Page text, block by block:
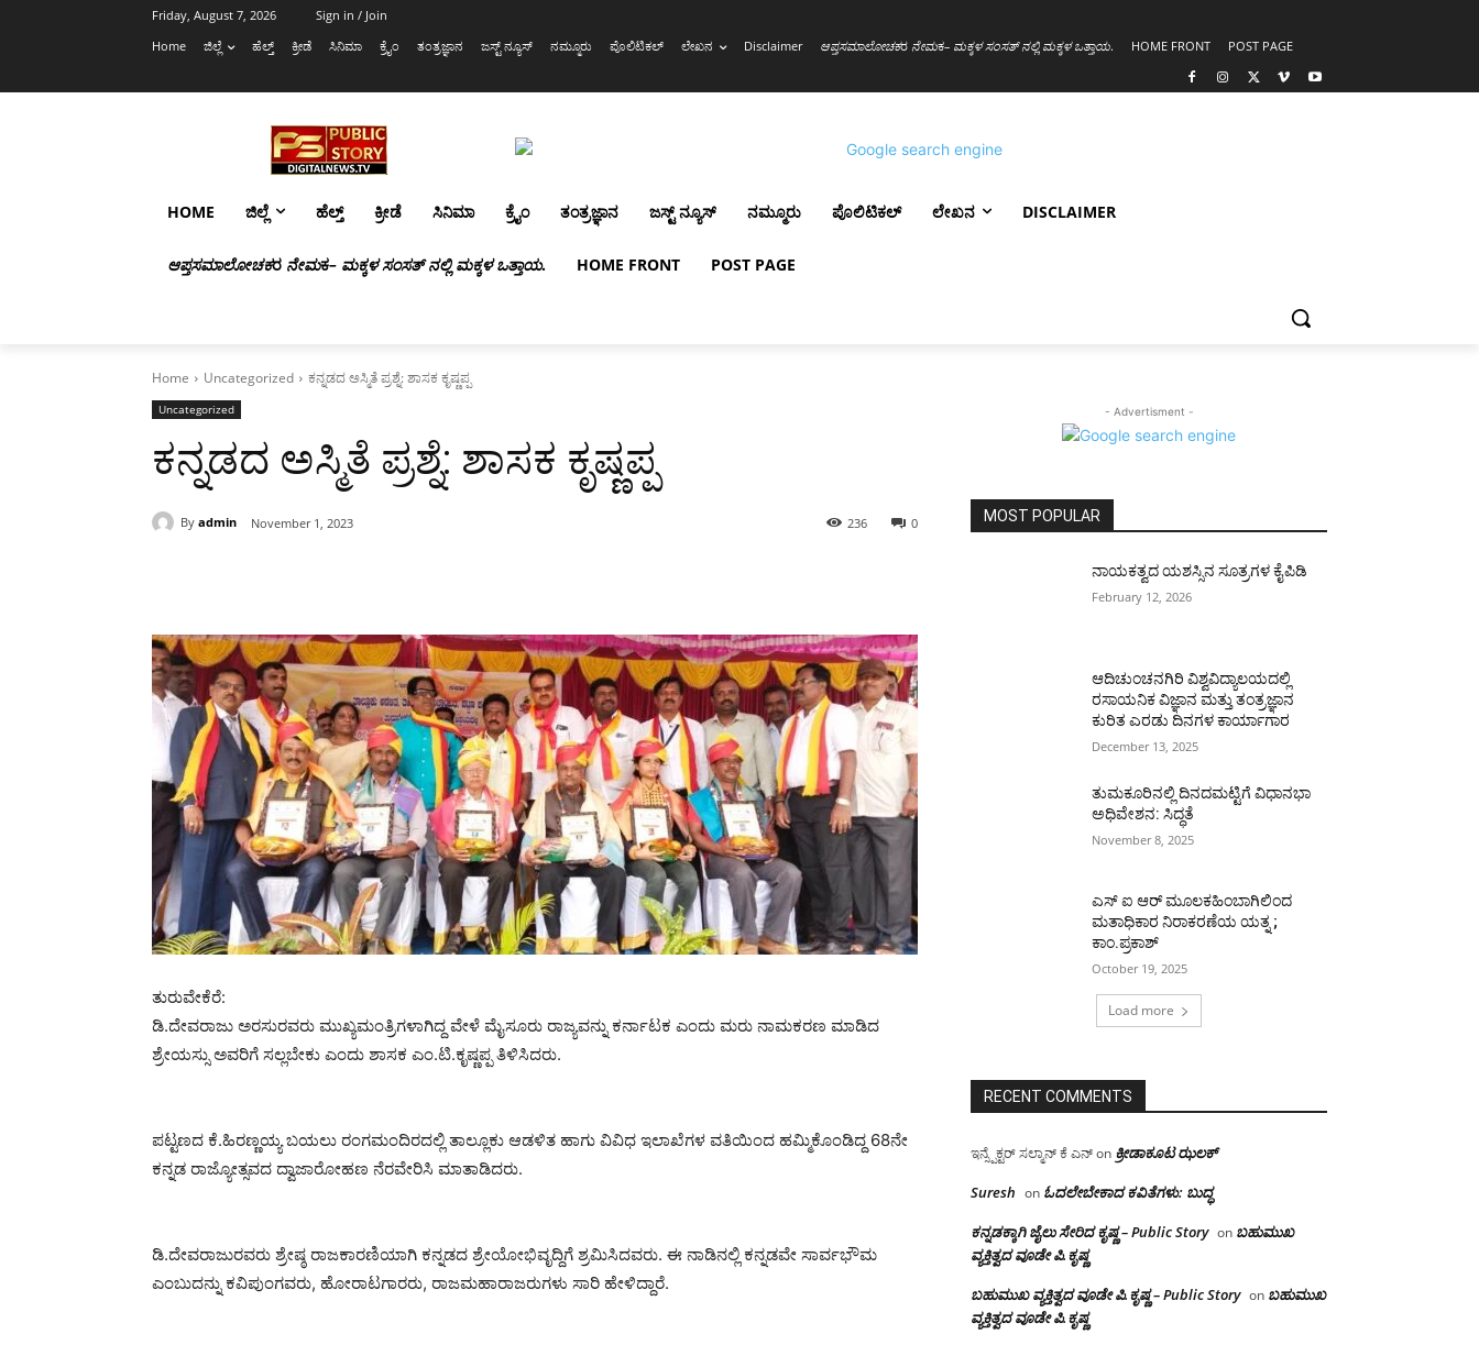
Friday, August 7, 2026
Sign in / Join
Home
ಜಿಲ್ಲೆ ಹೆಲ್ತ್ ಕ್ರೀಡೆ ಸಿನಿಮಾ ಕ್ರೈಂ ತಂತ್ರಜ್ಞಾನ ಜಸ್ಟ್ ನ್ಯೂಸ್ ನಮ್ಮೂರು ಪೊಲಿಟಿಕಲ್ ಲೇಖನ Disclaimer ಆಪ್ತಸಮಾಲೋಚಕರ ನೇಮಕ– ಮಕ್ಕಳ ಸಂಸತ್ ನಲ್ಲಿ ಮಕ್ಕಳ ಒತ್ತಾಯ. HOME FRONT POST PAGE
HOME ಜಿಲ್ಲೆ ಹೆಲ್ತ್ ಕ್ರೀಡೆ ಸಿನಿಮಾ ಕ್ರೈಂ ತಂತ್ರಜ್ಞಾನ ಜಸ್ಟ್ ನ್ಯೂಸ್ ನಮ್ಮೂರು ಪೊಲಿಟಿಕಲ್ ಲೇಖನ DISCLAIMER
ಆಪ್ತಸಮಾಲೋಚಕರ ನೇಮಕ– ಮಕ್ಕಳ ಸಂಸತ್ ನಲ್ಲಿ ಮಕ್ಕಳ ಒತ್ತಾಯ. HOME FRONT POST PAGE
Home Uncategorized ಕನ್ನಡದ ಅಸ್ಮಿತೆ ಪ್ರಶ್ನೆ: ಶಾಸಕ ಕೃಷ್ಣಪ್ಪ
Uncategorized
ಕನ್ನಡದ ಅಸ್ಮಿತೆ ಪ್ರಶ್ನೆ: ಶಾಸಕ ಕೃಷ್ಣಪ್ಪ
By admin November 1, 2023 0
236
ತುರುವೇಕೆರೆ:
ಡಿ.ದೇವರಾಜು ಅರಸುರವರು ಮುಖ್ಯಮಂತ್ರಿಗಳಾಗಿದ್ದ ವೇಳೆ ಮೈಸೂರು ರಾಜ್ಯವನ್ನು ಕರ್ನಾಟಕ ಎಂದು ಮರು ನಾಮಕರಣ ಮಾಡಿದ
ಶ್ರೇಯಸ್ಸು ಅವರಿಗೆ ಸಲ್ಲಬೇಕು ಎಂದು ಶಾಸಕ ಎಂ.ಟಿ.ಕೃಷ್ಣಪ್ಪ ತಿಳಿಸಿದರು.
ಪಟ್ಟಣದ ಕೆ.ಹಿರಣ್ಣಯ್ಯ ಬಯಲು ರಂಗಮಂದಿರದಲ್ಲಿ ತಾಲ್ಲೂಕು ಆಡಳಿತ ಹಾಗು ವಿವಿಧ ಇಲಾಖೆಗಳ ವತಿಯಿಂದ ಹಮ್ಮಿಕೊಂಡಿದ್ದ 68ನೇ
ಕನ್ನಡ ರಾಜ್ಯೋತ್ಸವದ ದ್ವಾಜಾರೋಹಣ ನೆರವೇರಿಸಿ ಮಾತಾಡಿದರು.
ಡಿ.ದೇವರಾಜುರವರು ಶ್ರೇಷ್ಠ ರಾಜಕಾರಣಿಯಾಗಿ ಕನ್ನಡದ ಶ್ರೇಯೋಭಿವೃದ್ದಿಗೆ ಶ್ರಮಿಸಿದವರು. ಈ ನಾಡಿನಲ್ಲಿ ಕನ್ನಡವೇ ಸಾರ್ವಭೌಮ
ಎಂಬುದನ್ನು ಕವಿಪುಂಗವರು, ಹೋರಾಟಗಾರರು, ರಾಜಮಹಾರಾಜರುಗಳು ಸಾರಿ ಹೇಳಿದ್ದಾರೆ.
- Advertisment -
MOST POPULAR
ನಾಯಕತ್ವದ ಯಶಸ್ಸಿನ ಸೂತ್ರಗಳ ಕೈಪಿಡಿ
February 12, 2026
ಆದಿಚುಂಚನಗಿರಿ ವಿಶ್ವವಿದ್ಯಾಲಯದಲ್ಲಿ
ರಸಾಯನಿಕ ವಿಜ್ಞಾನ ಮತ್ತು ತಂತ್ರಜ್ಞಾನ
ಕುರಿತ ಎರಡು ದಿನಗಳ ಕಾರ್ಯಾಗಾರ
December 13, 2025
ತುಮಕೂರಿನಲ್ಲಿ ದಿನದಮಟ್ಟಿಗೆ ವಿಧಾನಭಾ
ಅಧಿವೇಶನ: ಸಿದ್ಧತೆ
November 8, 2025
ಎಸ್ ಐ ಆರ್ ಮೂಲಕಹಿಂಬಾಗಿಲಿಂದ
ಮತಾಧಿಕಾರ ನಿರಾಕರಣೆಯ ಯತ್ನ ;
ಕಾಂ.ಪ್ರಕಾಶ್
October 19, 2025
Load more
RECENT COMMENTS
ಇನ್ಸ್ಪೆಕ್ಟರ್ ಸಲ್ಮಾನ್ ಕೆ ಎನ್on ಕ್ರೀಡಾಕೂಟ ಝಲಕ್
Suresh on ಓದಲೇಬೇಕಾದ‌ ಕವಿತೆಗಳು: ಬುದ್ಧ
ಕನ್ನಡಕ್ಕಾಗಿ ಜೈಲು ಸೇರಿದ ಕೃಷ್ಣ – Public Story on ಬಹುಮುಖ
ವ್ಯಕ್ತಿತ್ವದ ವೂಡೇ ಪಿ.ಕೃಷ್ಣ
ಬಹುಮುಖ ವ್ಯಕ್ತಿತ್ವದ ವೂಡೇ ಪಿ.ಕೃಷ್ಣ – Public Story on ಬಹುಮುಖ
ವ್ಯಕ್ತಿತ್ವದ ವೂಡೇ ಪಿ.ಕೃಷ್ಣ